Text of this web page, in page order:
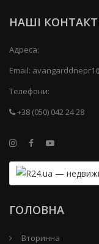
НАШІ
Адреса:
Email:
Телефони:
+38 (050) 042 24 28
ГОЛОВНА
Вторинна